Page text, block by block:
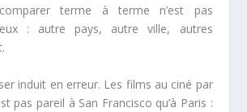
terme à terme n’est pas
: autre pays, autre ville, autres
induit en erreur. Les films au ciné par
pas pareil à San Francisco qu’à Paris :